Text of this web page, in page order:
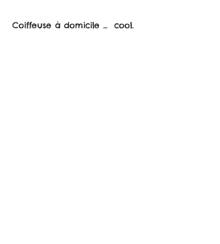
Coiffeuse à domicile ...  cool.